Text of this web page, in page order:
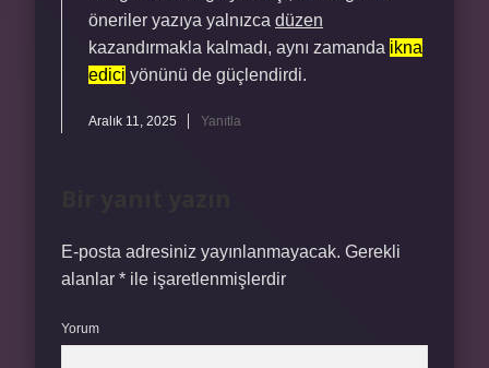
öneriler yazıya yalnızca düzen
kazandırmakla kalmadı, aynı zamanda ikna
edici yönünü de güçlendirdi.
Aralık 11, 2025 Yanıtla
E-posta adresiniz yayınlanmayacak. Gerekli
alanlar * ile işaretlenmişlerdir
Yorum